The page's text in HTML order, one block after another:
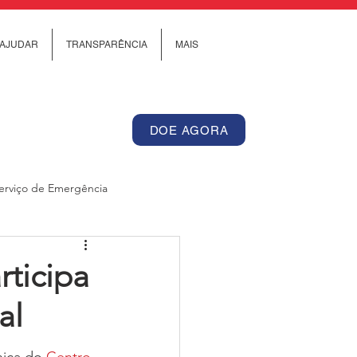
TRANSPARÊNCIA MAIS
DOE AGORA
de Emergência
Internacional
de Cuidado Comunitário